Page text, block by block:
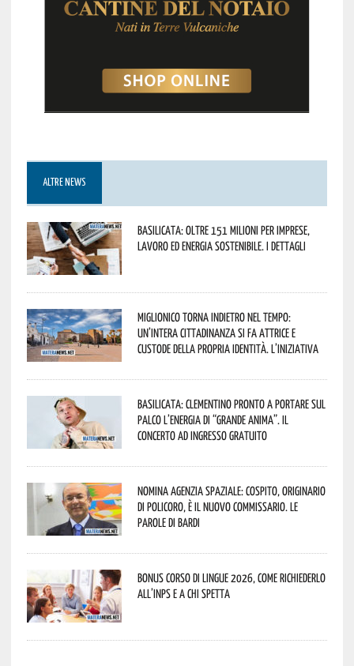
ALTRE NEWS
Basilicata: oltre 151 milioni per imprese,
lavoro ed energia sostenibile. I dettagli
Miglionico torna indietro nel tempo:
un’intera cittadinanza si fa attrice e
custode della propria identità. L’iniziativa
Basilicata: Clementino pronto a portare sul
palco l’energia di “Grande Anima”. Il
concerto ad ingresso gratuito
Nomina Agenzia Spaziale: Cospito, originario
di Policoro, è il nuovo commissario. Le
parole di Bardi
Bonus corso di lingue 2026, come richiederlo
all’INPS e a chi spetta